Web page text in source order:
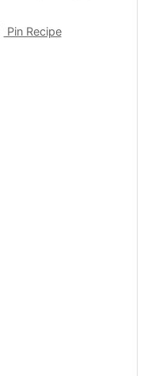
Pin Recipe